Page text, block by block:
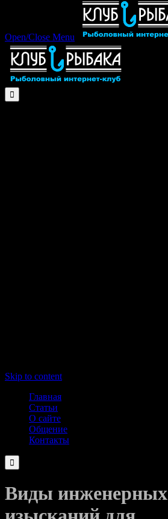
Open/Close Menu

Skip to content
Главная
Статьи
О сайте
Общение
Контакты

Виды инженерных